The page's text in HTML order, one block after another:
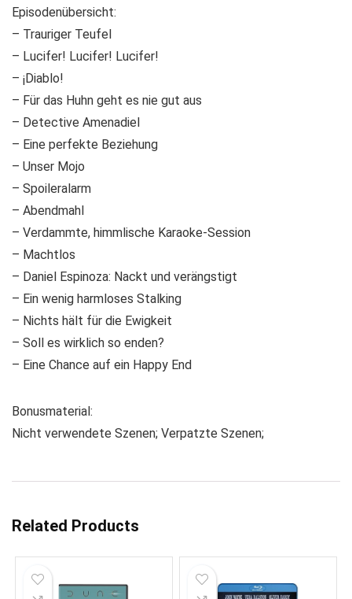
Episodenübersicht:
– Trauriger Teufel
– Lucifer! Lucifer! Lucifer!
– ¡Diablo!
– Für das Huhn geht es nie gut aus
– Detective Amenadiel
– Eine perfekte Beziehung
– Unser Mojo
– Spoileralarm
– Abendmahl
– Verdammte, himmlische Karaoke-Session
– Machtlos
– Daniel Espinoza: Nackt und verängstigt
– Ein wenig harmloses Stalking
– Nichts hält für die Ewigkeit
– Soll es wirklich so enden?
– Eine Chance auf ein Happy End
Bonusmaterial:
Nicht verwendete Szenen; Verpatzte Szenen;
Related Products